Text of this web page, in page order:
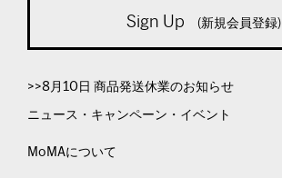
Sign Up (新規会員登録)
>>8月10日 商品発送休業のお知らせ
ニュース・キャンペーン・イベント
MoMAについて